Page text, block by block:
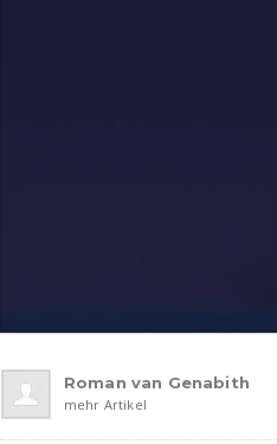
Roman van Genabith
mehr Artikel